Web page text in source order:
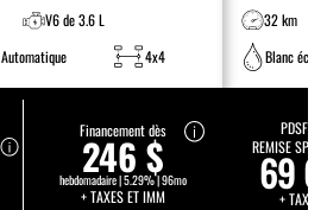
V6 de 3.6 L
Automatique 4x4
Financement dès
246 $
hebdomadaire | 5.29% | 96mo
+ TAXES ET IMM
32 km
Blanc
PDSF:
REMISE
69
+